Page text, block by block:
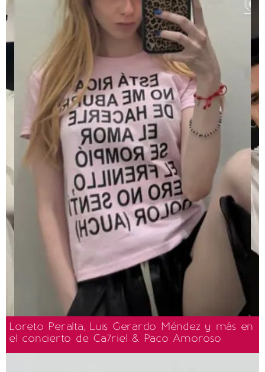
Loreto Peralta, Luis Gerardo Méndez y más en
el concierto de Ca7riel & Paco Amoroso